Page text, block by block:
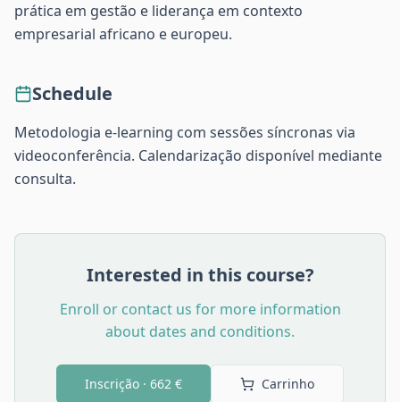
prática em gestão e liderança em contexto
empresarial africano e europeu.
Schedule
Metodologia e-learning com sessões síncronas via
videoconferência. Calendarização disponível mediante
consulta.
Interested in this course?
Enroll or contact us for more information
about dates and conditions.
Inscrição · 662 € Carrinho